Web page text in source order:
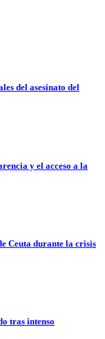
del asesinato del
y el acceso a la
Ceuta durante la crisis
tras intenso